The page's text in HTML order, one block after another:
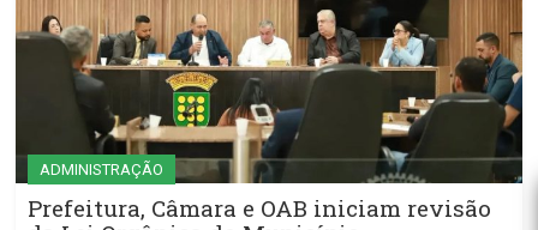
ADMINISTRAÇÃO
Prefeitura, Câmara e OAB iniciam revisão